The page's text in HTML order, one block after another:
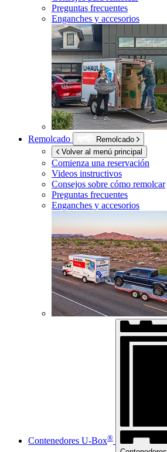
Preguntas frecuentes
Enganches y accesorios
Remolcado
Remolcado
Volver al menú principal
Comienza una reservación
Videos instructivos
Consejos sobre cómo remolcar
Preguntas frecuentes
Enganches y accesorios
Contenedores U-Box®